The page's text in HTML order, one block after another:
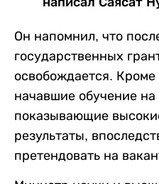
Он напомнил, что
государственных
освобождается. Кроме
начавшие обучение
показывающие
результаты,
претендовать на